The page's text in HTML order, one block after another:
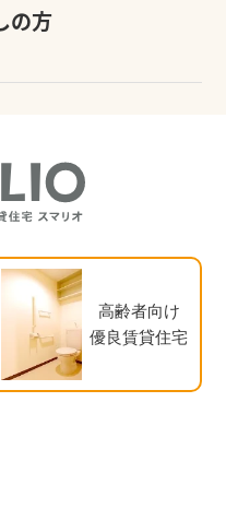
の方
高齢者向け
優良賃貸住宅